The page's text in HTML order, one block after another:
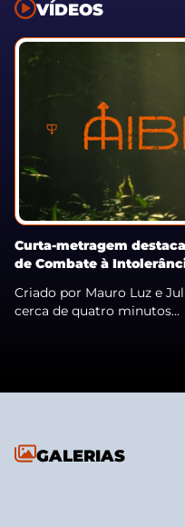
VÍDEOS
Curta-metragem
de Combate à
Criado por Mauro Luz e
cerca de quatro minutos...
GALERIAS